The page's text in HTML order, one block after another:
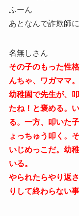
ふーん
あとなんで詐欺師
名無しさん
その子のもった性
んちゃ、ワガママ
幼稚園で先生が、
たね！と褒める。
る。一方、叩いた
ょっちゅう叩く。
いじめっこだ。幼
いる。
やられたらやり返
りして終わらない